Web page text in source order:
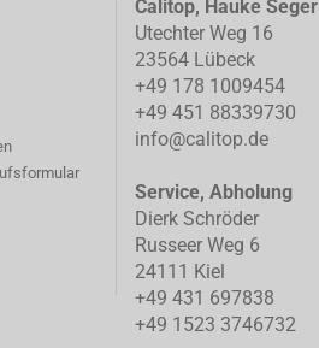
Calitop, Hauke Seger
Utechter Weg 16
23564 Lübeck
+49 178 1009454
+49 451 88339730
info@calitop.de
Service, Abholung
Dierk Schröder
Russeer Weg 6
24111 Kiel
+49 431 697838
+49 1523 3746732